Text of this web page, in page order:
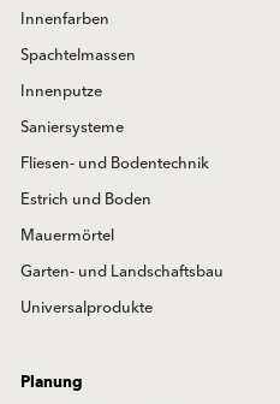
Innenfarben
Spachtelmassen
Innenputze
Saniersysteme
Fliesen- und Bodentechnik
Estrich und Boden
Mauermörtel
Garten- und Landschaftsbau
Universalprodukte
Planung